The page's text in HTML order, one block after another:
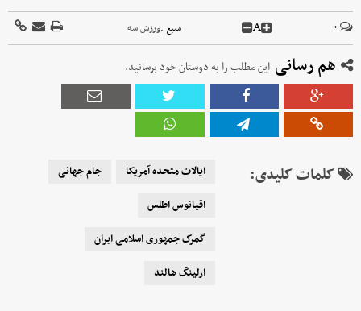
۰ A منبع :ورزش سه
هم رسانی این مطلب را به دوستان خود برسانید.
کلمات کلیدی: ایالات متحده آمریکا
جام جهانی
اقیانوس اطلس
گمرک جمهوری اسلامی ایران
ارلینگ هالند